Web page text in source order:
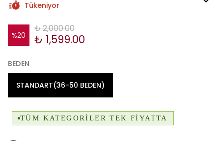
Tükeniyor
%20
₺ 2,000.00
₺ 1,599.00
BEDEN
STANDART(36-50 BEDEN)